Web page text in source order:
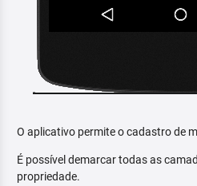
O aplicativo permite o cadastro de
É possível demarcar todas as
propriedade.